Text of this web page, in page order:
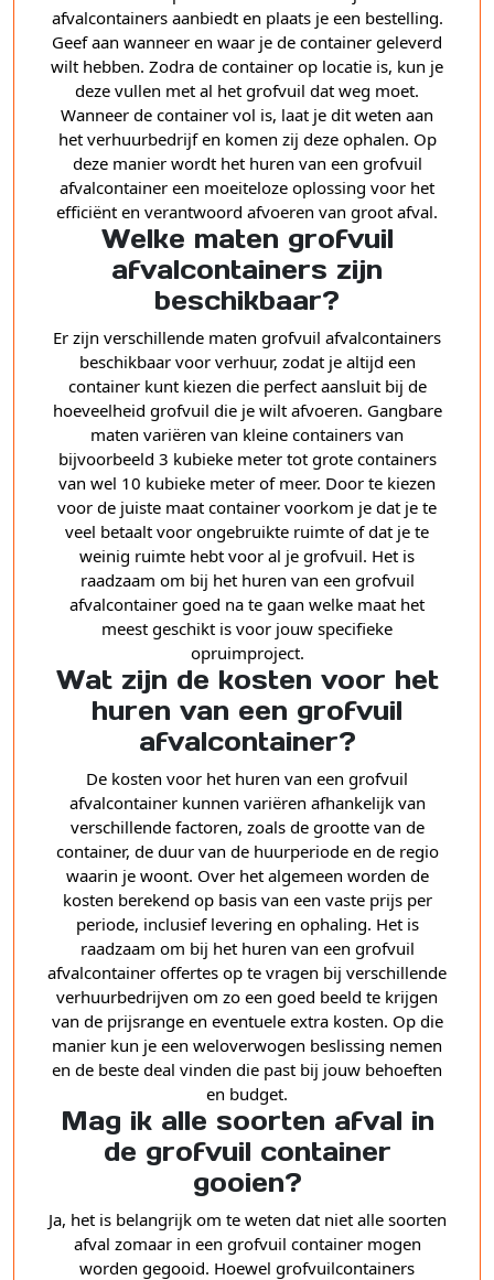
afvalcontainers aanbiedt en plaats je een bestelling.
Geef aan wanneer en waar je de container geleverd
wilt hebben. Zodra de container op locatie is, kun je
deze vullen met al het grofvuil dat weg moet.
Wanneer de container vol is, laat je dit weten aan
het verhuurbedrijf en komen zij deze ophalen. Op
deze manier wordt het huren van een grofvuil
afvalcontainer een moeiteloze oplossing voor het
efficiënt en verantwoord afvoeren van groot afval.
Welke maten grofvuil
afvalcontainers zijn
beschikbaar?
Er zijn verschillende maten grofvuil afvalcontainers
beschikbaar voor verhuur, zodat je altijd een
container kunt kiezen die perfect aansluit bij de
hoeveelheid grofvuil die je wilt afvoeren. Gangbare
maten variëren van kleine containers van
bijvoorbeeld 3 kubieke meter tot grote containers
van wel 10 kubieke meter of meer. Door te kiezen
voor de juiste maat container voorkom je dat je te
veel betaalt voor ongebruikte ruimte of dat je te
weinig ruimte hebt voor al je grofvuil. Het is
raadzaam om bij het huren van een grofvuil
afvalcontainer goed na te gaan welke maat het
meest geschikt is voor jouw specifieke
opruimproject.
Wat zijn de kosten voor het
huren van een grofvuil
afvalcontainer?
De kosten voor het huren van een grofvuil
afvalcontainer kunnen variëren afhankelijk van
verschillende factoren, zoals de grootte van de
container, de duur van de huurperiode en de regio
waarin je woont. Over het algemeen worden de
kosten berekend op basis van een vaste prijs per
periode, inclusief levering en ophaling. Het is
raadzaam om bij het huren van een grofvuil
afvalcontainer offertes op te vragen bij verschillende
verhuurbedrijven om zo een goed beeld te krijgen
van de prijsrange en eventuele extra kosten. Op die
manier kun je een weloverwogen beslissing nemen
en de beste deal vinden die past bij jouw behoeften
en budget.
Mag ik alle soorten afval in
de grofvuil container
gooien?
Ja, het is belangrijk om te weten dat niet alle soorten
afval zomaar in een grofvuil container mogen
worden gegooid. Hoewel grofvuilcontainers